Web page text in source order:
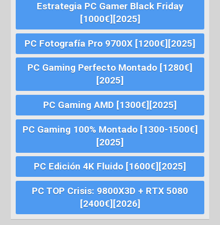
Estrategia PC Gamer Black Friday
[1000€][2025]
PC Fotografía Pro 9700X [1200€][2025]
PC Gaming Perfecto Montado [1280€]
[2025]
PC Gaming AMD [1300€][2025]
PC Gaming 100% Montado [1300-1500€]
[2025]
PC Edición 4K Fluido [1600€][2025]
PC TOP Crisis: 9800X3D + RTX 5080
[2400€][2026]